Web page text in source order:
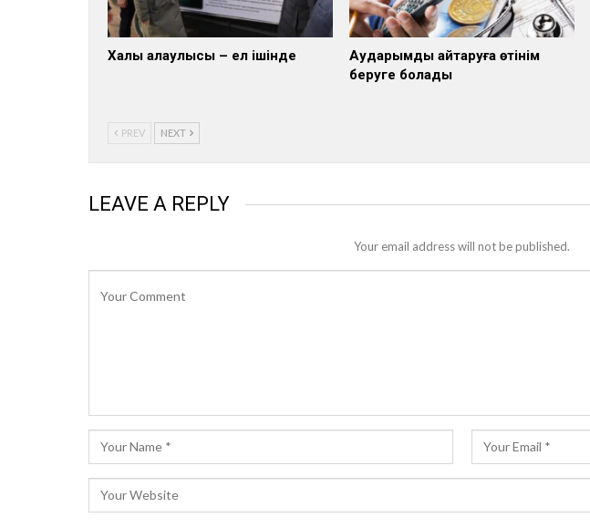
Халық қалаулысы – ел ішінде
Аударымды қайтаруға өтінім
беруге болады
PREV NEXT
LEAVE A REPLY
Your email address will not be published.